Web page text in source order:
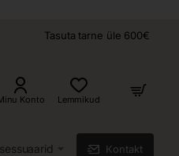
Tasuta tarne üle 600€
Konto Lemmikud
Кontakt